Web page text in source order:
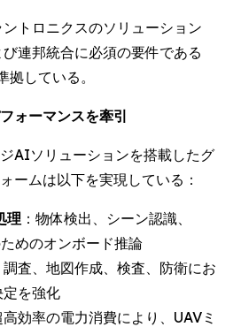
ントロニクスのソリューション
連邦統合に必須の要件である
している。
ォーマンスを牽引
AIソリューションを搭載したグ
ームは以下を実現している：
理 ：物体検出、シーン認識、
めのオンボード推論
調査、地図作成、検査、防衛にお
を強化
高効率の電力消費により、UAVミ